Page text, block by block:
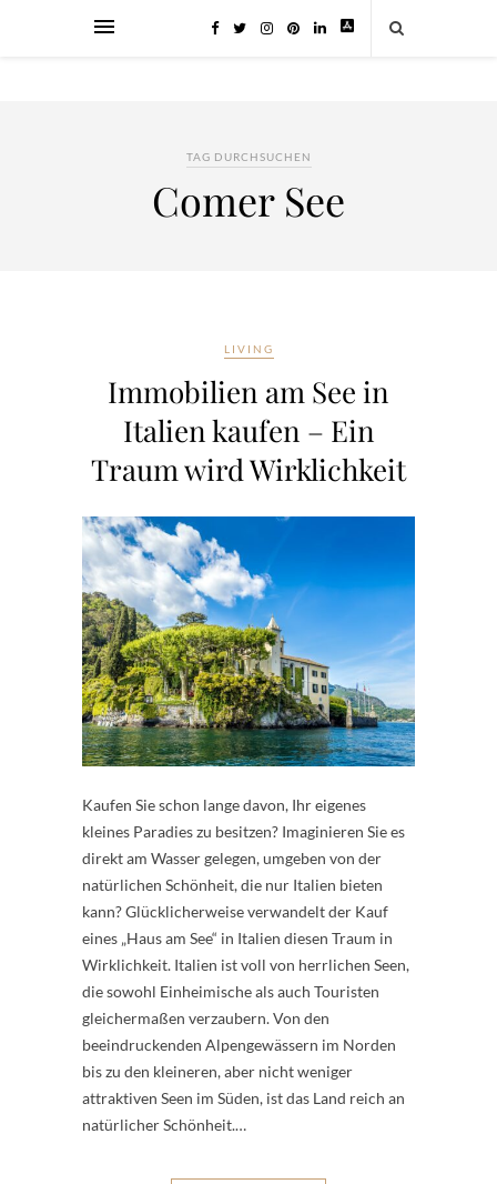
TAG DURCHSUCHEN
Comer See
LIVING
Immobilien am See in
Italien kaufen – Ein
Traum wird Wirklichkeit
Kaufen Sie schon lange davon, Ihr eigenes
kleines Paradies zu besitzen? Imaginieren Sie es
direkt am Wasser gelegen, umgeben von der
natürlichen Schönheit, die nur Italien bieten
kann? Glücklicherweise verwandelt der Kauf
eines „Haus am See“ in Italien diesen Traum in
Wirklichkeit. Italien ist voll von herrlichen Seen,
die sowohl Einheimische als auch Touristen
gleichermaßen verzaubern. Von den
beeindruckenden Alpengewässern im Norden
bis zu den kleineren, aber nicht weniger
attraktiven Seen im Süden, ist das Land reich an
natürlicher Schönheit.…